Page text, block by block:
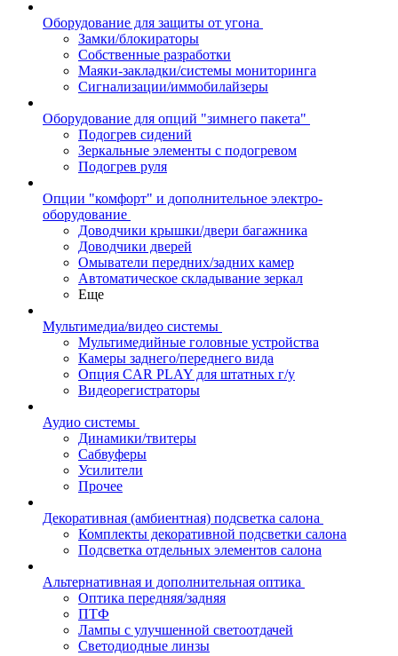
Оборудование для защиты от угона
Замки/блокираторы
Собственные разработки
Маяки-закладки/системы мониторинга
Сигнализации/иммобилайзеры
Оборудование для опций "зимнего пакета"
Подогрев сидений
Зеркальные элементы с подогревом
Подогрев руля
Опции "комфорт" и дополнительное электро-
оборудование
Доводчики крышки/двери багажника
Доводчики дверей
Омыватели передних/задних камер
Автоматическое складывание зеркал
Еще
Мультимедиа/видео системы
Мультимедийные головные устройства
Камеры заднего/переднего вида
Опция CAR PLAY для штатных г/у
Видеорегистраторы
Аудио системы
Динамики/твитеры
Сабвуферы
Усилители
Прочее
Декоративная (амбиентная) подсветка салона
Комплекты декоративной подсветки салона
Подсветка отдельных элементов салона
Альтернативная и дополнительная оптика
Оптика передняя/задняя
ПТФ
Лампы с улучшенной светоотдачей
Светодиодные линзы